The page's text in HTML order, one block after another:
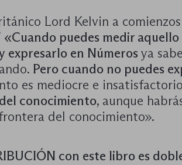
Lord Kelvin a
«Cuando puedes medir
expresarlo en Números ya
Pero cuando no puedes
es mediocre e
conocimiento, aunque
del conocimiento».
con este libro es